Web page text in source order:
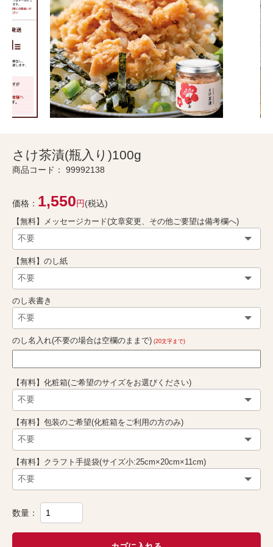
さけ茶漬(瓶入り)100g
商品コード： 99992138
価格： 1,550円(税込)
【無料】メッセージカード(文章変更、その他ご要望は備考欄へ)
【無料】のし紙
のし表書き
のし名入れ(不要の場合は空欄のままで) (20文字まで)
【有料】化粧箱(ご希望のサイズをお選びください)
【有料】包装のご希望(化粧箱をご利用の方のみ)
【有料】クラフト手提袋(サイズ小:25cm×20cm×11cm)
数量：